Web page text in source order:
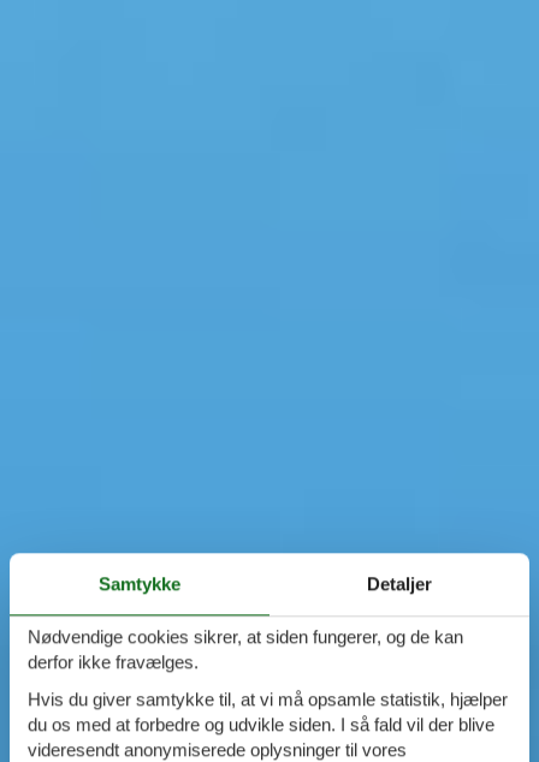
Samtykke Detaljer
Nødvendige cookies sikrer, at siden fungerer, og de kan
derfor ikke fravælges.
Hvis du giver samtykke til, at vi må opsamle statistik, hjælper
du os med at forbedre og udvikle siden. I så fald vil der blive
videresendt anonymiserede oplysninger til vores